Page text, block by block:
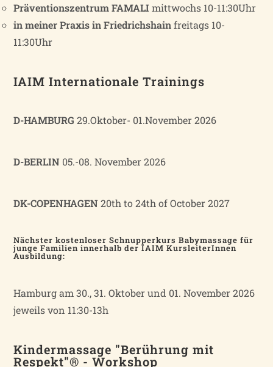
Präventionszentrum FAMALImittwochs 10-11:30Uhr
in meiner Praxis in Friedrichshainfreitags 10-
11:30Uhr
IAIM Internationale Trainings
D-HAMBURG 29.Oktober- 01.November 2026
D-BERLIN 05.-08. November 2026
DK-COPENHAGEN 20th to 24th of October 2027
Nächster kostenloser Schnupperkurs Babymassage für
junge Familien innerhalb der IAIM KursleiterInnen
Ausbildung:
Hamburg am 30., 31. Oktober und 01. November 2026
jeweils von 11:30-13h
Kindermassage "Berührung mit
Respekt"® - Workshop